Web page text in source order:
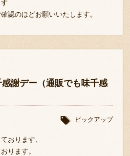
認のほどお願いいたします。
謝デー（通販でも味千感
ピックアップ
おります、
ります。